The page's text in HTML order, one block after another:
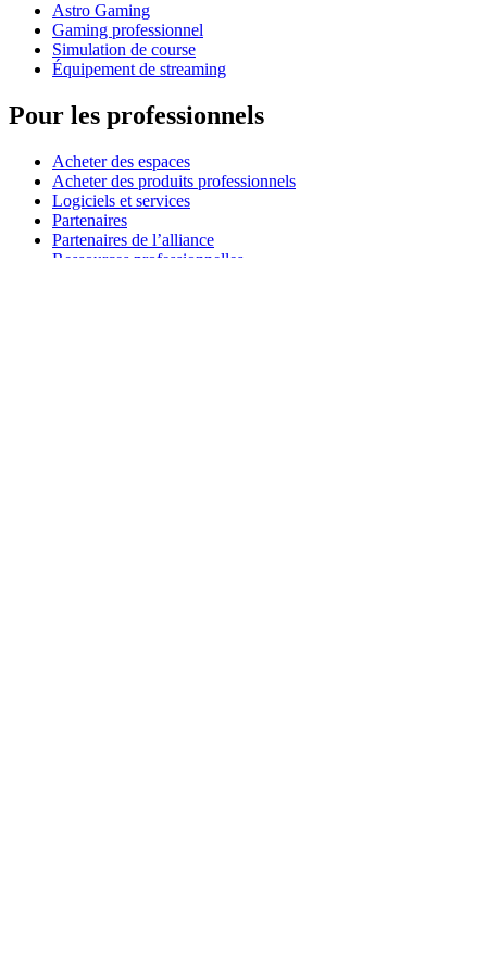
Astro Gaming
Gaming professionnel
Simulation de course
Équipement de streaming
Pour les professionnels
Acheter des espaces
Acheter des produits professionnels
Logiciels et services
Partenaires
Partenaires de l’alliance
Ressources professionnelles